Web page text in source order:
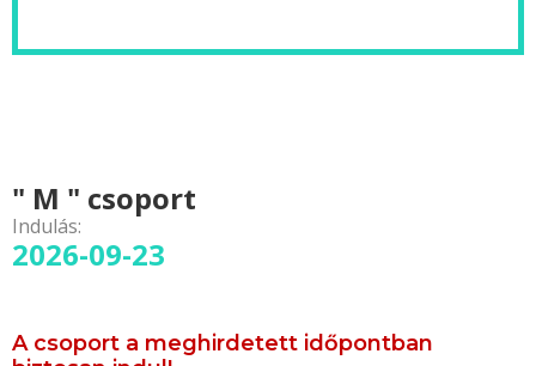
" M " csoport
Indulás:
2026-09-23
A csoport a meghirdetett időpontban